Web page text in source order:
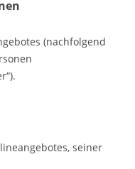
(nachfolgend
seiner